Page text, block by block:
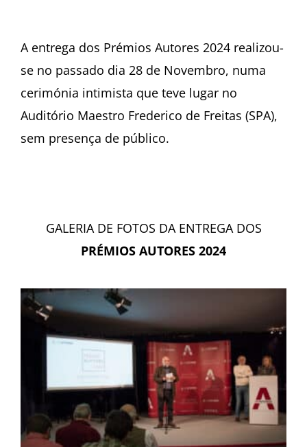
A entrega dos Prémios Autores 2024 realizou-
se no passado dia 28 de Novembro, numa
cerimónia intimista que teve lugar no
Auditório Maestro Frederico de Freitas (SPA),
sem presença de público.
GALERIA DE FOTOS DA ENTREGA DOS
PRÉMIOS AUTORES 2024